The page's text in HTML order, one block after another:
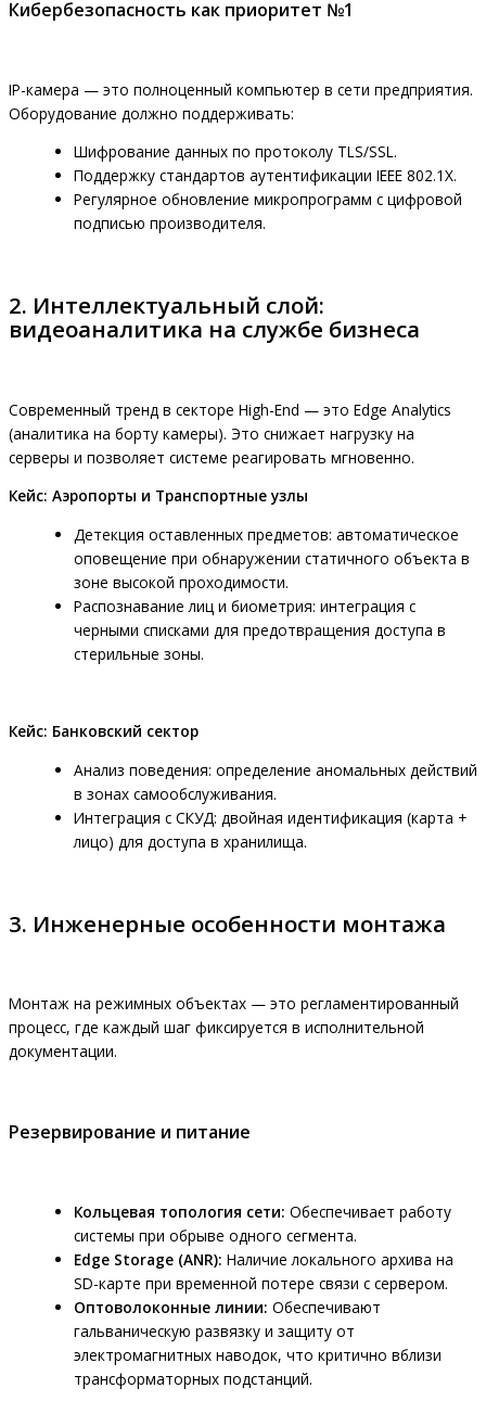
Кибербезопасность как приоритет №1
IP-камера — это полноценный компьютер в сети предприятия.
Оборудование должно поддерживать:
Шифрование данных по протоколу TLS/SSL.
Поддержку стандартов аутентификации IEEE 802.1X.
Регулярное обновление микропрограмм с цифровой
подписью производителя.
2. Интеллектуальный слой:
видеоаналитика на службе бизнеса
Современный тренд в секторе High-End — это Edge Analytics
(аналитика на борту камеры). Это снижает нагрузку на
серверы и позволяет системе реагировать мгновенно.
Кейс: Аэропорты и Транспортные узлы
Детекция оставленных предметов: автоматическое
оповещение при обнаружении статичного объекта в
зоне высокой проходимости.
Распознавание лиц и биометрия: интеграция с
черными списками для предотвращения доступа в
стерильные зоны.
Кейс: Банковский сектор
Анализ поведения: определение аномальных действий
в зонах самообслуживания.
Интеграция с СКУД: двойная идентификация (карта +
лицо) для доступа в хранилища.
3. Инженерные особенности монтажа
Монтаж на режимных объектах — это регламентированный
процесс, где каждый шаг фиксируется в исполнительной
документации.
Резервирование и питание
Кольцевая топология сети: Обеспечивает работу
системы при обрыве одного сегмента.
Edge Storage (ANR): Наличие локального архива на
SD-карте при временной потере связи с сервером.
Оптоволоконные линии: Обеспечивают
гальваническую развязку и защиту от
электромагнитных наводок, что критично вблизи
трансформаторных подстанций.